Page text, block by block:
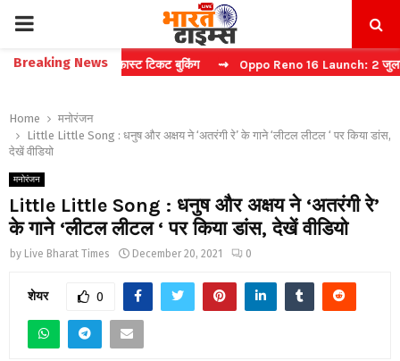
PRIMARY
MENU
Breaking News
कैप्चा करें फास्ट टिकट बुकिंग ⇝ Oppo Reno 16 Launch: 2 जुलाई को
Home
मनोरंजन
Little Little Song : धनुष और अक्षय ने ‘अतरंगी रे’ के गाने ‘लीटल लीटल ‘ पर किया डांस,
देखें वीडियो
मनोरंजन
Little Little Song : धनुष और अक्षय ने ‘अतरंगी रे’
के गाने ‘लीटल लीटल ‘ पर किया डांस, देखें वीडियो
by Live Bharat Times December 20, 2021 0
शेयर 0